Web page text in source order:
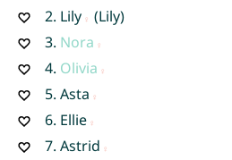
2. Lily
(Lily)
3. Nora
4. Olivia
5. Asta
6. Ellie
7. Astrid